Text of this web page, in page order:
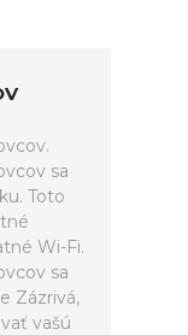
sa
Toto
Wi-Fi.
sa
Zázrivá,
vašú